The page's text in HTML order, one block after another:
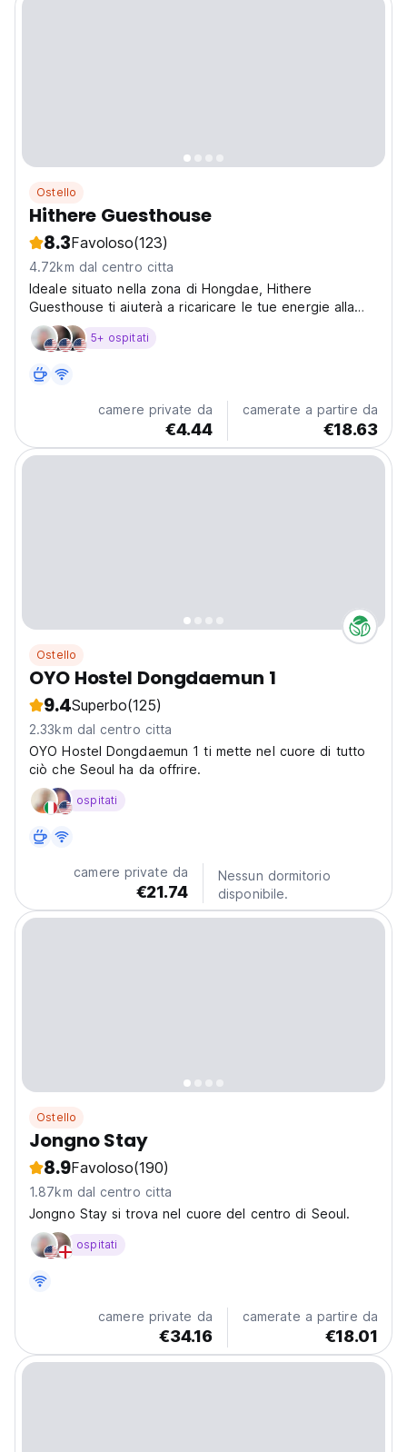
Ostello
Hithere Guesthouse
8.3Favoloso(123)
4.72km dal centro citta
Ideale situato nella zona di Hongdae, Hithere
Guesthouse ti aiuterà a ricaricare le tue energie alla
fine della tua giornata.
5+ ospitati
camere private da
€4.44
camerate a partire da
€18.63
Ostello
OYO Hostel Dongdaemun 1
9.4Superbo(125)
2.33km dal centro citta
OYO Hostel Dongdaemun 1 ti mette nel cuore di tutto
ciò che Seoul ha da offrire.
ospitati
camere private da
€21.74
Nessun dormitorio
disponibile.
Ostello
Jongno Stay
8.9Favoloso(190)
1.87km dal centro citta
Jongno Stay si trova nel cuore del centro di Seoul.
ospitati
camere private da
€34.16
camerate a partire da
€18.01